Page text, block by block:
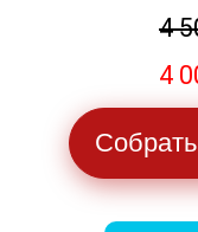
4
4